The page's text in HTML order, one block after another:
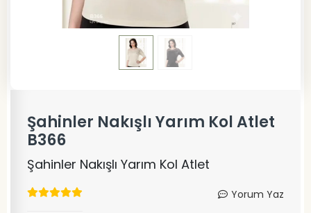
Şahinler Nakışlı Yarım Kol Atlet
B366
Şahinler Nakışlı Yarım Kol Atlet
Yorum Yaz